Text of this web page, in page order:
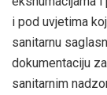
i pod uvjetima
sanitarnu
dokumentaciju
sanitarnim